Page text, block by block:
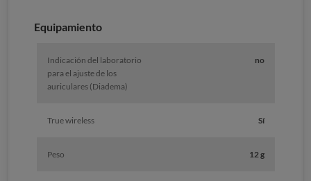
Equipamiento
Indicación del laboratorio
para el ajuste de los
auriculares (Diadema)
no
True wireless Sí
Peso 12 g